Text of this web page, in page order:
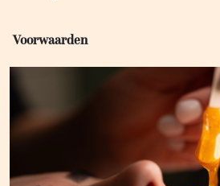
Voorwaarden